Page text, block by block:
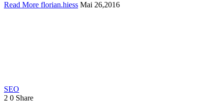
Read More florian.hiess Mai 26,2016
SEO
2 0 Share